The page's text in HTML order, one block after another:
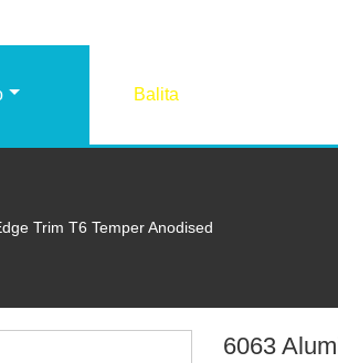
Balita
Trim T6 Temper Anodised
6063